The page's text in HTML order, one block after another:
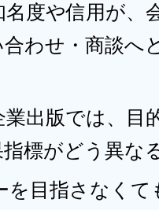
度や信用が、
わせ・商談へ
出版では、目
標がどう異な
を目指さなくて